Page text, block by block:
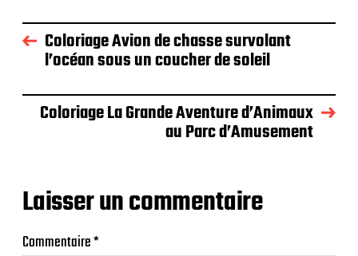
Coloriage Avion de chasse survolant
l’océan sous un coucher de soleil
Coloriage La Grande Aventure d’Animaux
au Parc d’Amusement
Laisser un commentaire
Commentaire*